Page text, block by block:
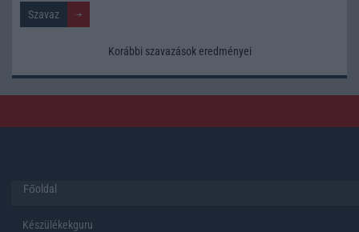
Korábbi szavazások eredményei
Főoldal
Készülékekguru